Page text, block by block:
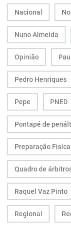
Nacional
Nuno Almeida
Opinião
Pedro Henriques
Pepe PNED
Pontapé de
Preparação Física
Quadro de
Raquel Vaz Pinto
Regional